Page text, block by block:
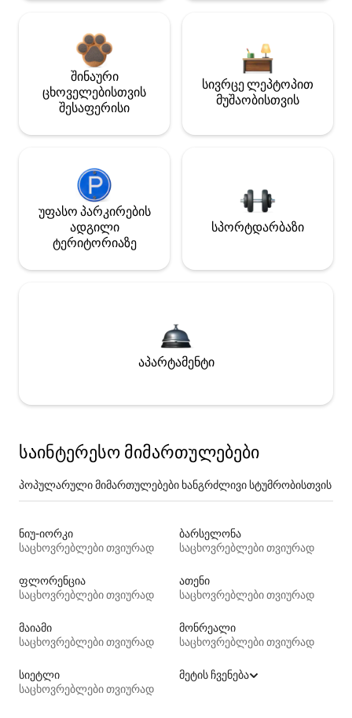
შინაური
ცხოველებისთვის
შესაფერისი
სივრცე ლეპტოპით
მუშაობისთვის
უფასო პარკირების
ადგილი
ტერიტორიაზე
სპორტდარბაზი
აპარტამენტი
საინტერესო მიმართულებები
პოპულარული მიმართულებები ხანგრძლივი სტუმრობისთვის
ნიუ-იორკი
საცხოვრებლები თვიურად
ბარსელონა
საცხოვრებლები თვიურად
ფლორენცია
საცხოვრებლები თვიურად
ათენი
საცხოვრებლები თვიურად
მაიამი
საცხოვრებლები თვიურად
მონრეალი
საცხოვრებლები თვიურად
სიეტლი
საცხოვრებლები თვიურად
მეტის ჩვენება